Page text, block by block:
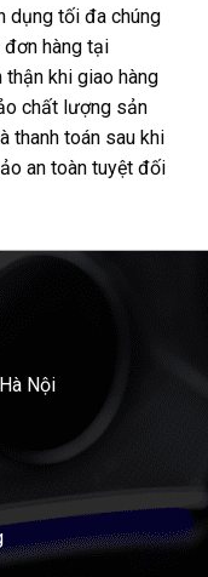
dụng tối đa chúng
hàng tại
khi giao hàng
chất lượng sản
thanh toán sau khi
an toàn tuyệt đối
Nội